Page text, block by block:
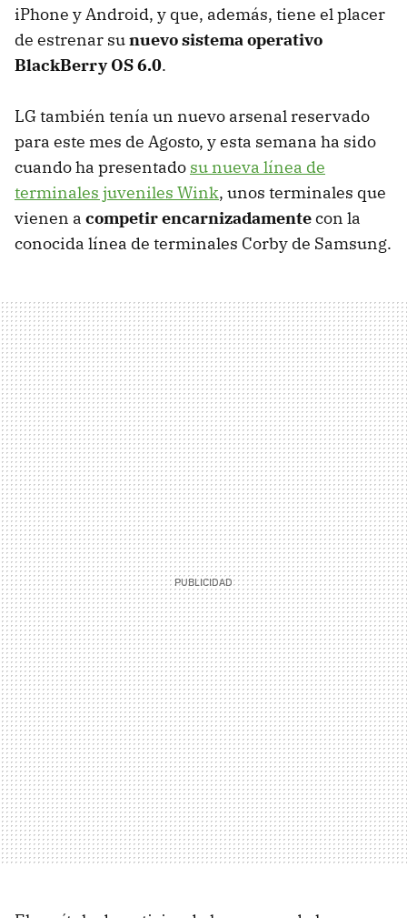
iPhone y Android, y que, además, tiene el placer
de estrenar sunuevo sistema operativo
BlackBerry OS 6.0.
LG también tenía un nuevo arsenal reservado
para este mes de Agosto, y esta semana ha sido
cuando ha presentado su nueva línea de
terminales juveniles Wink, unos terminales que
vienen a competir encarnizadamentecon la
conocida línea de terminales Corby de Samsung.